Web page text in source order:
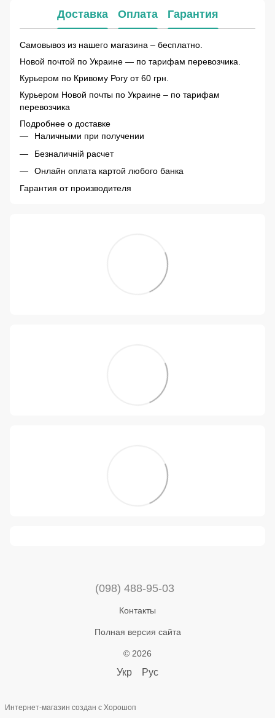
Доставка Оплата Гарантия
Самовывоз из нашего магазина – бесплатно.
Новой почтой по Украине — по тарифам перевозчика.
Курьером по Кривому Рогу от 60 грн.
Курьером Новой почты по Украине – по тарифам
перевозчика
Подробнее о доставке
Наличными при получении
Безналичній расчет
Онлайн оплата картой любого банка
Гарантия от производителя
(098) 488-95-03
Контакты
Полная версия сайта
© 2026
Укр Рус
Интернет-магазин создан с Хорошоп